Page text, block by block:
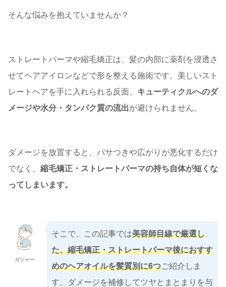
そんな悩みを抱えていませんか？
ストレートパーマや縮毛矯正は、髪の内部に薬剤を浸透さ
せてヘアアイロンなどで形を整える施術です。美しいスト
レートヘアを手に入れられる反面、 キューティクルへのダ
メージや水分・タンパク質の流出が避けられません。
ダメージを放置すると、パサつきや広がりが悪化するだけ
でなく、 縮毛矯正・ストレートパーマの持ち自体が短くな
ってしまいます。
ガジャー
そこで、この記事では美容師目線で厳選し
た、縮毛矯正・ストレートパーマ後におすす
めのヘアオイルを髪質別に6つご紹介しま
す。ダメージを補修してツヤとまとまりを与